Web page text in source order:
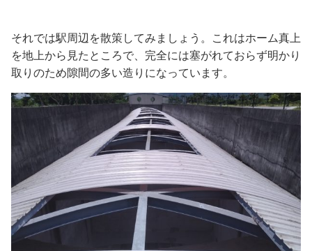
それでは駅周辺を散策してみましょう。これはホーム真上
を地上から見たところで、完全には塞がれておらず明かり
取りのため隙間の多い造りになっています。